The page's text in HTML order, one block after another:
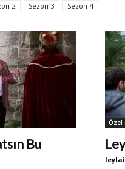
2 Sezon-3 Sezon-4
Bu
Özel